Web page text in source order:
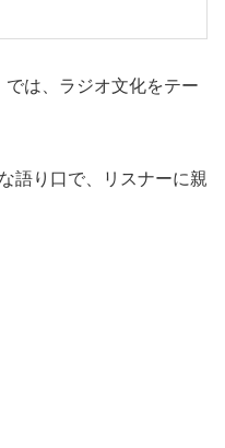
は、ラジオ文化をテー
語り口で、リスナーに親